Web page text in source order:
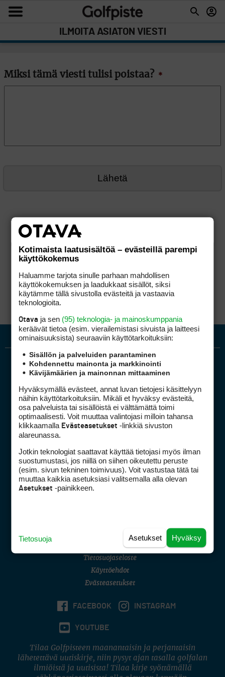
ILMOITA ASIATON VIESTI
Miksi tämä viesti tulisi poistaa? *
Golfpiste mediakortti
Golfpisteen yhteystiedot
DSA avoimuusraportti
Asiakaspalvelu
(digi) digi@otavamedia.fi
Tietosuojaseloste
Käyttöehdot
Evästeasetukset
FACEBOOK INSTAGRAM
YOUTUBE
Tilaa Golfpisteen maanantaisin ja perjantaisin
lähetettävä uutiskirje, niin pysyt ajan tasalla golfalan
ilmiöistä ja uutisista! Tilaa kirje syöttämällä
Kotimaista laatusisältöä – evästeillä parempi
käyttökokemus
Haluamme tarjota sinulle parhaan mahdollisen
käyttökokemuksen ja laadukkaat sisällöt, siksi
käytämme tällä sivustolla evästeitä ja vastaavia
teknologioita.
Otava ja sen (95) teknologia- ja mainoskumppania
keräävät tietoa (esim. vierailemis­tasi sivuista ja laitteesi
ominaisuuk­sista) seuraaviin käyttötarkoituksiin:
Sisällön ja palveluiden parantaminen
Kohdennettu mainonta ja markkinointi
Kävijämäärien ja mainonnan mittaaminen
Hyväksymällä evästeet, annat luvan tietojesi käsittelyyn
näihin käyttötarkoituksiin. Mikäli et hyväksy evästeitä,
osa palveluista tai sisällöistä ei välttämättä toimi
optimaalisesti. Voit muuttaa valintojasi milloin tahansa
klikkaamalla Evästeasetukset -linkkiä sivuston
alareunassa.
Jotkin teknologiat saattavat käyttää tietojasi myös ilman
suostumustasi, jos niillä on siihen oikeutettu peruste
(esim. sivun tekninen toimivuus). Voit vastustaa tätä tai
muuttaa kaikkia asetuksiasi valitsemalla alla olevan
Asetukset -painikkeen.
Hyväksy
Asetukset
Tietosuoja